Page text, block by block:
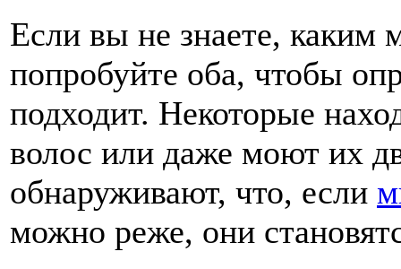
Если вы не знаете, каким
попробуйте оба, чтобы
подходит. Некоторые
волос или даже моют их
обнаруживают, что, если
можно реже, они